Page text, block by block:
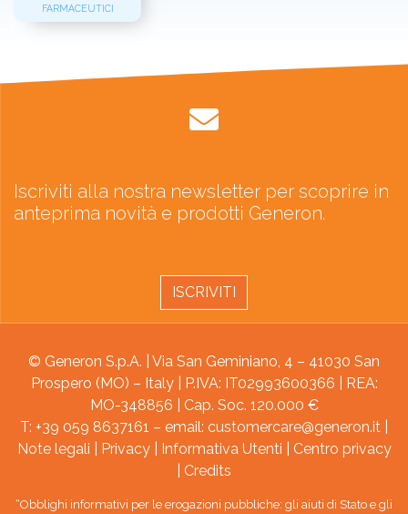
FARMACEUTICI
Iscriviti alla nostra newsletter per scoprire in
anteprima novità e prodotti Generon.
ISCRIVITI
© Generon S.p.A. | Via San Geminiano, 4 – 41030 San
Prospero (MO) – Italy | P.IVA: IT02993600366 | REA:
MO-348856 | Cap. Soc. 120.000 €
T: +39 059 8637161 – email: customercare@generon.it
Note legali
Privacy| Informativa Utenti
Centro privacy
Credits
“Obblighi informativi per le erogazioni pubbliche: gli aiuti di Stato e gli